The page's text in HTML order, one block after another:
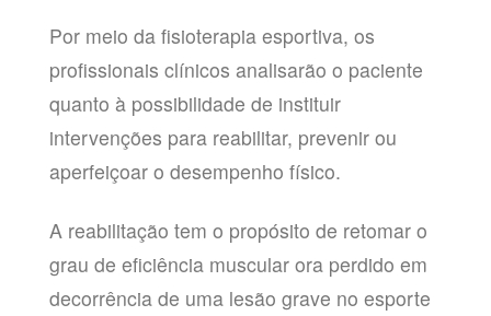
Por meio da fisioterapia esportiva, os
profissionais clínicos analisarão o paciente
quanto à possibilidade de instituir
intervenções para reabilitar, prevenir ou
aperfeiçoar o desempenho físico.
A reabilitação tem o propósito de retomar o
grau de eficiência muscular ora perdido em
decorrência de uma lesão grave no esporte